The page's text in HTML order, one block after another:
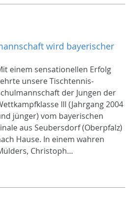
wird bayerischer
einem sensationellen Erfolg
unsere Tischtennis-
der Jungen der
III (Jahrgang 2004
jünger) vom bayerischen
aus Seubersdorf (Oberpfalz)
Hause. In einem wahren
Christoph…